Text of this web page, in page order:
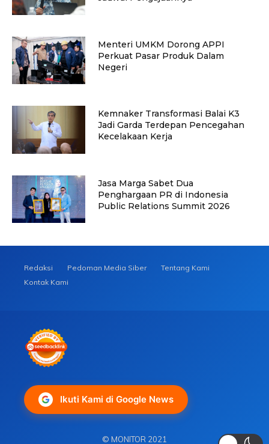
Menteri UMKM Dorong APPI
Perkuat Pasar Produk Dalam
Negeri
Kemnaker Transformasi Balai K3
Jadi Garda Terdepan Pencegahan
Kecelakaan Kerja
Jasa Marga Sabet Dua
Penghargaan PR di Indonesia
Public Relations Summit 2026
Redaksi Pedoman Media Siber
Tentang Kami
Kontak Kami
Ikuti Kami di Google News
© MONITOR 2021